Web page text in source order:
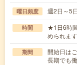
曜日頻度 週2日～5
時間
★1日6時
められま
期間
開始日は
長期でも